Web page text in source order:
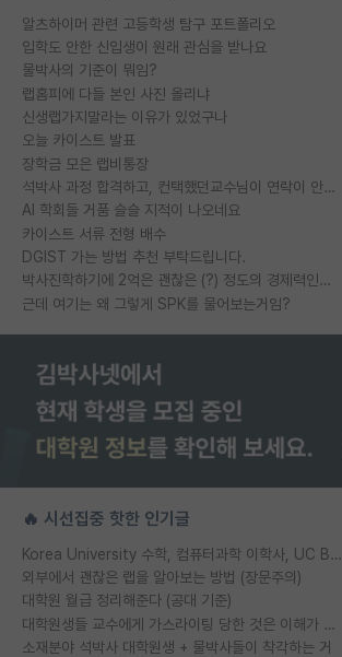
알츠하이머 관련 고등학생 탐구 포트폴리오
입학도 안한 신입생이 원래 관심을 받나요
물박사의 기준이 뭐임?
랩홈피에 다들 본인 사진 올리냐
신생랩가지말라는 이유가 있었구나
오늘 카이스트 발표
장학금 모은 랩비통장
석박사 과정 합격하고, 컨택했던교수님이 연락이 안됩니다...
AI 학회들 거품 슬슬 지적이 나오네요
카이스트 서류 전형 배수
DGIST 가는 방법 추천 부탁드립니다.
박사진학하기에 2억은 괜찮은 (?) 정도의 경제력인가요
근데 여기는 왜 그렇게 SPK를 물어보는거임?
🔥 시선집중 핫한 인기글
Korea University 수학, 컴퓨터과학 이학사, UC Berkeley 산업공학 대학원 공학박사가 되는 것은 쉽지 않겠죠?
외부에서 괜찮은 랩을 알아보는 방법 (장문주의)
대학원 월급 정리해준다 (공대 기준)
대학원생들 교수에게 가스라이팅 당한 것은 이해가 갑니다. 안타깝네요.
소재분야 석박사 대학원생 + 물박사들이 착각하는 거